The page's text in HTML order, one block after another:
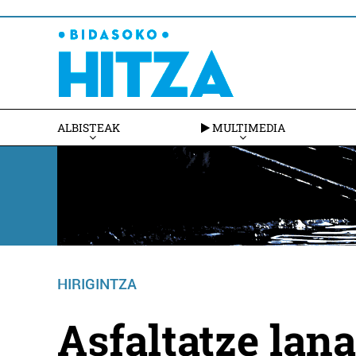
ALBISTEAK MULTIMEDIA
HIRIGINTZA
Asfaltatze